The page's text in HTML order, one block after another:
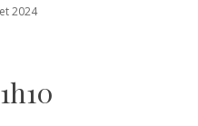
2024